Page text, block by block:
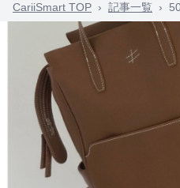
CariiSmart TOP › 記事一覧 ›